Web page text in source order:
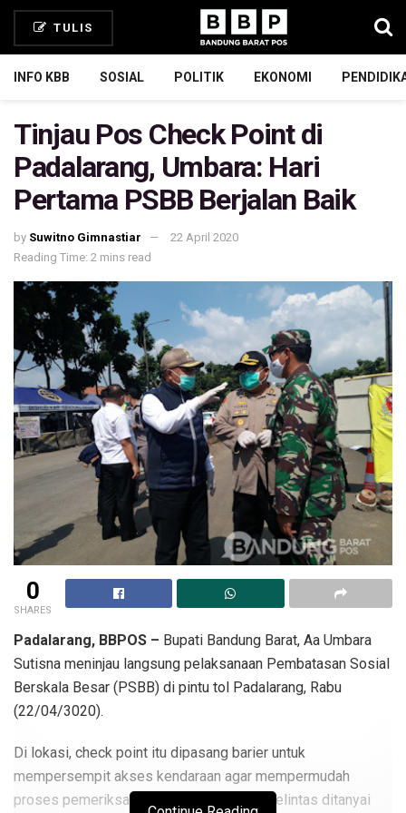
TULIS
INFO KBB SOSIAL POLITIK EKONOMI
Tinjau Pos Check Point di
Padalarang, Umbara: Hari
Pertama PSBB Berjalan Baik
by Suwitno Gimnastiar
22 April 2020
Reading Time: 2 mins read
0
SHARES
Padalarang, BBPOS – Bupati Bandung Barat, Aa Umbara
Sutisna meninjau langsung pelaksanaan Pembatasan Sosial
Berskala Besar (PSBB) di pintu tol Padalarang, Rabu
(22/04/3020).
Di lokasi, check point itu dipasang barier untuk
mempersempit akses kendaraan agar mempermudah
proses pemeriksaan. Pengendara yang melintas ditanyai